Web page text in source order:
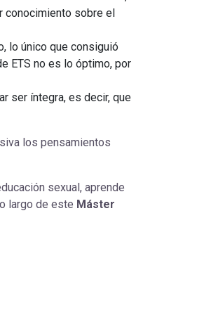
conocimiento sobre el
lo único que consiguió
ETS no es lo óptimo, por
ser íntegra, es decir, que
los pensamientos
sexual, aprende
largo de este Máster